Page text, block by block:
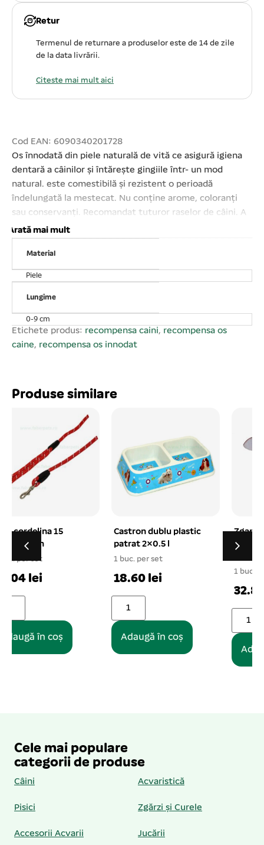
Retur
Termenul de returnare a produselor este de 14 de zile
de la data livrării.
Citeste mai mult aici
Cod EAN: 6090340201728
Os înnodată din piele naturală de vită ce asigură igiena
dentară a câinilor și întărește gingiile într- un mod
natural. este comestibilă și rezistent o perioadă
îndelungată la mestecat. Nu conține arome, coloranți
sau conservanți. Recomandat tuturor raselor de câini. A
se păstra la loc uscat și răcoros. Lungime os: 6 cm
Compoziție analitică:Proteine 83 %Grăsimi 3
%Umiditate 11 % Se vinde ambalat câte 4 buc/set!
Prețul afișat este per set!
Arată mai mult
Material
Piele
Lungime
0-9 cm
Etichete produs: recompensa caini, recompensa os
caine, recompensa os innodat
Produse similare
Castron dublu plastic
patrat 2×0.5 l
1 buc. per set
18.60 lei
Adaugă în coș
Zgarda din piele cu
conuri nr. 4 rosu
3x60cm
1 buc. per set
Adaugă în coș
Cele mai populare
categorii de produse
Câini Acvaristică
Pisici Zgărzi și Curele
Accesorii Acvarii Jucării